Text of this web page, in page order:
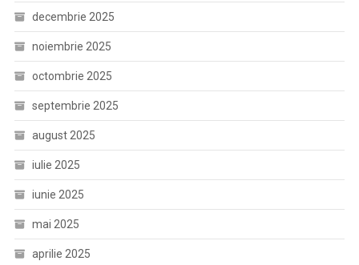
decembrie 2025
noiembrie 2025
octombrie 2025
septembrie 2025
august 2025
iulie 2025
iunie 2025
mai 2025
aprilie 2025